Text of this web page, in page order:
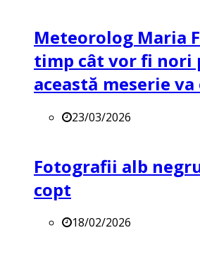
Meteorolog Maria
timp cât vor fi nori
această meserie va
23/03/2026
Fotografii alb
copt
18/02/2026